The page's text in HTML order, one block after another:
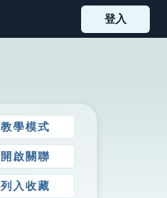
登入
教學模式
開啟關聯
列入收藏